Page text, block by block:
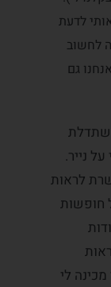
לדעת
לחשוב
גם
נייר.
לראות
חופשות
לי